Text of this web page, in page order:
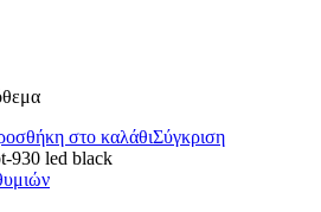
στο καλάθιΣύγκριση